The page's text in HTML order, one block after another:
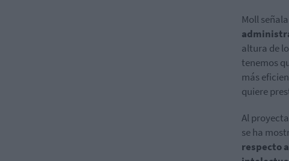
Moll
altura de
tenemos
más
quiere
Al
se ha
respecto